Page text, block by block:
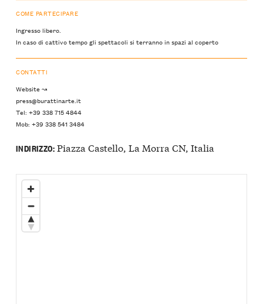
COME PARTECIPARE
Ingresso libero.
In caso di cattivo tempo gli spettacoli si terranno in spazi al coperto
CONTATTI
Website ↝
press@burattinarte.it
Tel: +39 338 715 4844
Mob: +39 338 541 3484
INDIRIZZO:Piazza Castello, La Morra CN, Italia